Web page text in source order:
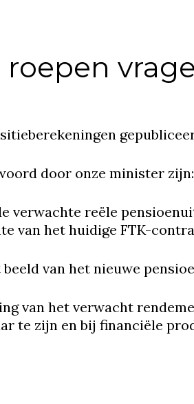
door onze minister zijn:
verwachte reële
van het huidige FTK-
van het nieuwe
van het verwacht
te zijn en bij financiële